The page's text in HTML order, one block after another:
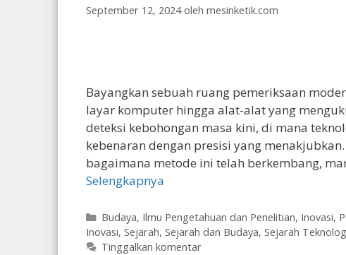
September 12, 2024 oleh mesinketik.com
Bayangkan sebuah ruang pemeriksaan
layar komputer hingga alat-alat yang
deteksi kebohongan masa kini, di mana
kebenaran dengan presisi yang
bagaimana metode ini telah berkembang,
Selengkapnya
Kategori
Budaya, Ilmu Pengetahuan dan Penelitian, Inovasi,
Inovasi, Sejarah, Sejarah dan Budaya, Sejarah
Tinggalkan komentar